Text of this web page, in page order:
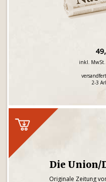
inkl.
2-3
Die Union/
Originale Zeitung